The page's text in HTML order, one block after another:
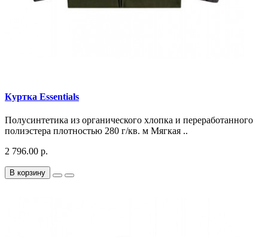
Куртка Essentials
Полусинтетика из органического хлопка и переработанного
полиэстера плотностью 280 г/кв. м Мягкая ..
2 796.00 р.
В корзину